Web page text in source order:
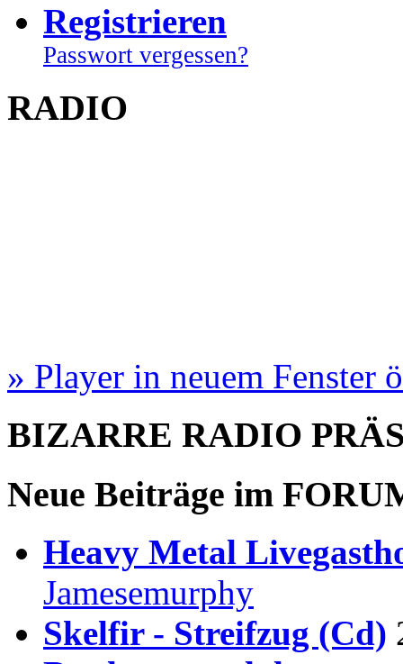
Registrieren
Passwort vergessen?
RADIO
» Player in neuem Fenster
BIZARRE RADIO
Neue Beiträge im
Heavy Metal
Jamesemurphy
Skelfir - Streifzug (Cd)